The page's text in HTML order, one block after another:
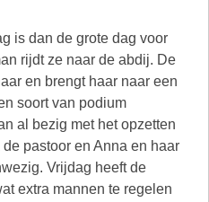
is dan de grote dag voor
rijdt ze naar de abdij. De
en brengt haar naar een
soort van podium
al bezig met het opzetten
pastoor en Anna en haar
Vrijdag heeft de
extra mannen te regelen